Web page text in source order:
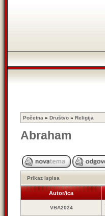
Početna » Društvo » Religija
Abraham
Prikaz ispisa
Autor/ica
VBA2024